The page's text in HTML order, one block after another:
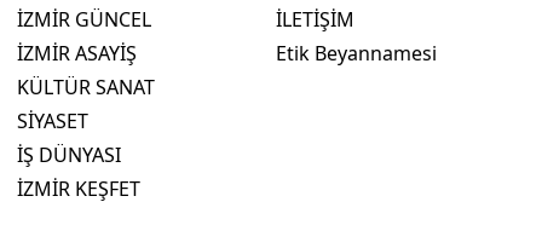
İZMİR GÜNCEL
İZMİR ASAYİŞ
KÜLTÜR SANAT
SİYASET
İŞ DÜNYASI
İZMİR KEŞFET
İLETİŞİM
Etik Beyannamesi